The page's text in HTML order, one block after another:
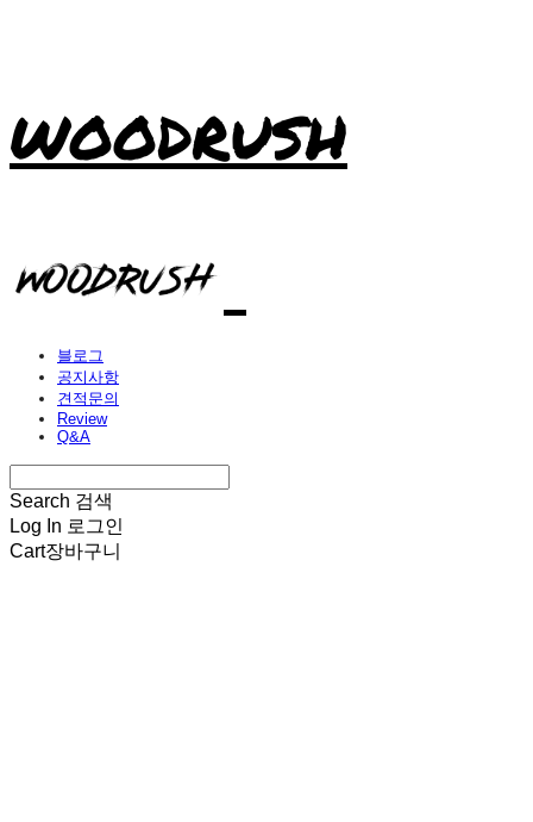
WOODRUSH
블로그
공지사항
견적문의
Review
Q&A
Search 검색
Log In 로그인
Cart장바구니